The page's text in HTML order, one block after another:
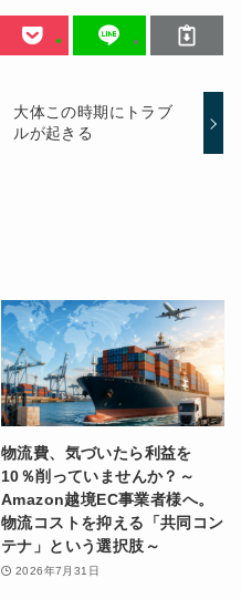
大体この時期にトラブ
ルが起きる
物流費、気づいたら利益を
10％削っていませんか？～
Amazon越境EC事業者様へ。
物流コストを抑える「共同コン
テナ」という選択肢～
2026年7月31日